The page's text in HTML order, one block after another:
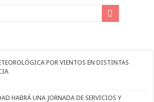
POR VIENTOS EN DISTINTAS
HABRÁ UNA JORNADA DE SERVICIOS Y